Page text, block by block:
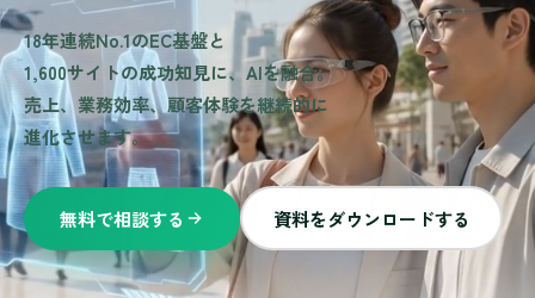
18年連続No.1のEC基盤と
1,600サイトの成功知見に、AIを融合。
売上、業務効率、顧客体験を継続的に
進化させます。
無料で相談する 資料をダウンロードする